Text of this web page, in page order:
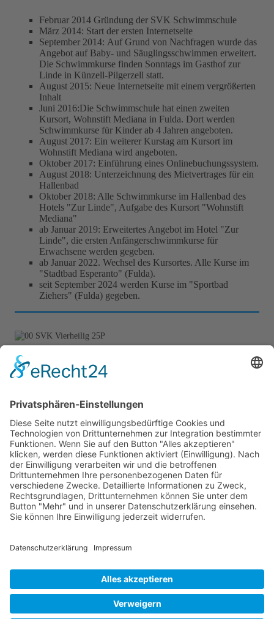
Februar 2014 Gründung der SVK Schwimmschule
März 2014: Start der ersten Internetseite
September 2014: Auf Grund von Nachfragen wurde das
Angebot auf Baby- und Säuglingsschwimmen erweitert.
Die Schwimmkurse finden Sonntags im Gasthof zur
Linde in Künzell-Pilgerzell statt.
August 2015: Neue Internetseite mit einem vergrößerten
Inhalt
Juni 2016:Die Schwimmschule hat einen zweiten
Kursort, Wohnstift Mediana in Fulda. Dort werden
Schwimmkurse für Kinder ab 4 Jahren angeboten.
August 2017: Ein weiterer Kurstag am Kursort im
Wohnstift Mediana wird angeboten.
Oktober 2017: Einführung eines Onlinebuchungssystem.
August 2018: Unterzeichnung des Mietvertrages für ein
Hallenbad
Oktober 2018: Alle Schwimmkurse im Hallenbad des
Hotels "Zur Linde", Aufgabe des Kursort "Wohnstift
Mediana"
ab Januar 2019: Erweitertes Angebot im Hotel "Zur
Linde", die ersten Anfängerschwimmkurse für
Erwachsene werden gegeben.
ab Januar 2022. Wechsel des Kursortes. Alle Kurse im
"Stadtbad Esperanto" (Fulda).
seit September 2024 werden Kurse im "Sportbad
Ziehers" (Fulda) gegeben.
Kontakt
Stefan Vierheilig
Künzeller Str. 26 b
36093 Künzell
Tel.: +49 (661) - 48011279
Mobil.: +49 (170) - 2721292
E-Mail.: info@svk-schwimmschule.de
Unsere Kurse
-Säuglings- und Babyschwimmen
- Kleinkindschwimmen
-Kinderanfänger - Schwimmkurse
- Erwachsenenanfänger - Schwimmkurse
Weitere Kurse in Planung
Datenschutz
Newsletterbestellung
- Schwimmschule bei Google+